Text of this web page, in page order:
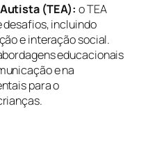
(TEA): o TEA
desafios, incluindo
e interação social.
educacionais
e na
para o